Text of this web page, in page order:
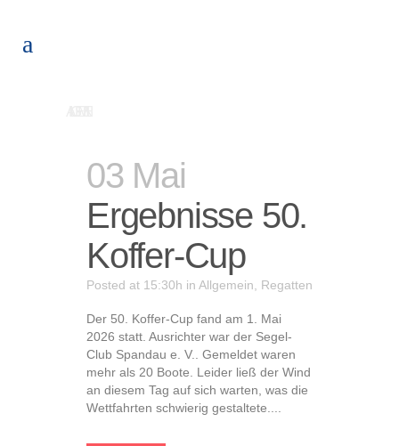
03 Mai
Ergebnisse 50.
Koffer-Cup
Posted at 15:30h in Allgemein Regatten
Der 50. Koffer-Cup fand am 1. Mai
2026 statt. Ausrichter war der Segel-
Club Spandau e. V.. Gemeldet waren
mehr als 20 Boote. Leider ließ der Wind
an diesem Tag auf sich warten, was die
Wettfahrten schwierig gestaltete....